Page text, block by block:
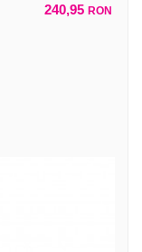
240,95 RON